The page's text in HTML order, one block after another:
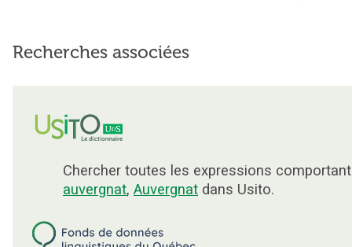
Recherches associées
Chercher toutes les expressions
auvergnat, Auvergnat dans Usito.